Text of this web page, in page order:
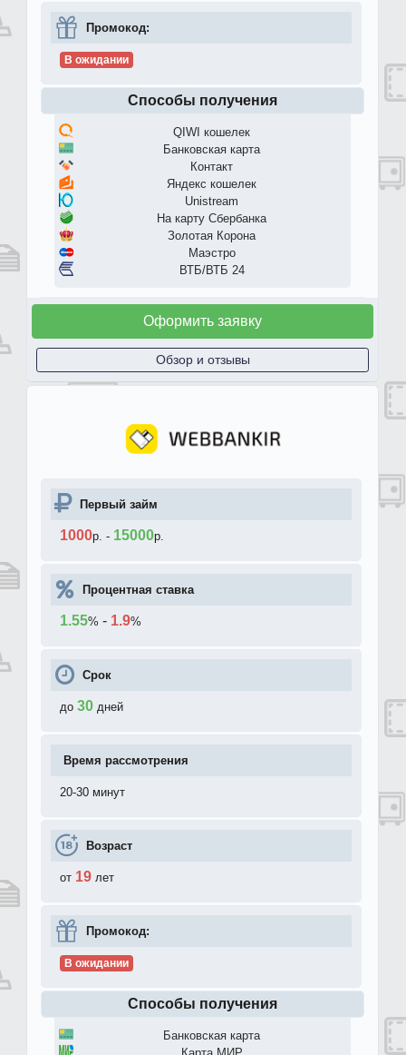
Промокод:
В ожидании
Способы получения
QIWI кошелек
Банковская карта
Контакт
Яндекс кошелек
Unistream
На карту Сбербанка
Золотая Корона
Маэстро
ВТБ/ВТБ 24
Оформить заявку
Обзор и отзывы
Первый займ
1000р. - 15000р.
Процентная ставка
1.55% - 1.9%
Срок
до 30 дней
Время рассмотрения
20-30 минут
Возраст
от 19 лет
Промокод:
В ожидании
Способы получения
Банковская карта